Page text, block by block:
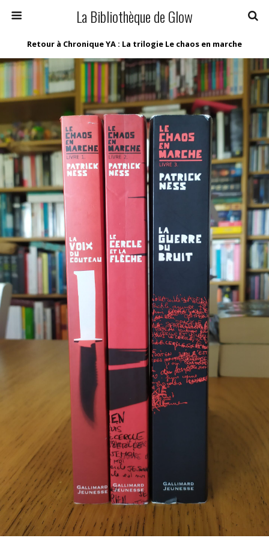
La Bibliothèque de Glow
Retour à Chronique YA : La trilogie Le chaos en marche